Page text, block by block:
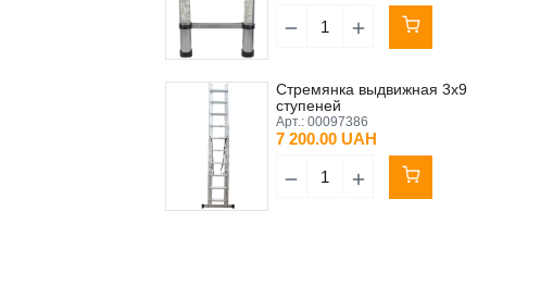
Стремянка выдвижная 3x9
ступеней
Арт.: 00097386
7 200.00 UAH